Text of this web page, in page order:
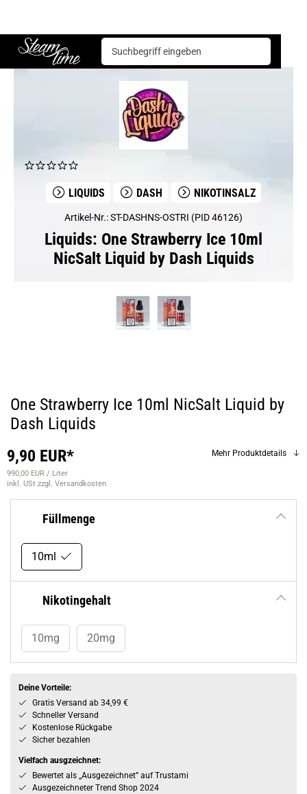
Steam time
Liquids One Strawberry Ice 10ml NicSalt Liquid by Dash Liquids
LIQUIDS DASH NIKOTINSALZ
Artikel-Nr.: ST-DASHNS-OSTRI (PID 46126)
Liquids: One Strawberry Ice 10ml
NicSalt Liquid by Dash Liquids
One Strawberry Ice 10ml NicSalt Liquid by
Dash Liquids
9,90 EUR*
990,00 EUR / Liter
inkl. USt zzgl. Versandkosten
Mehr Produktdetails
Füllmenge
10ml
Nikotingehalt
10mg 20mg
Deine Vorteile:
Gratis Versand ab 34,99 €
Schneller Versand
Kostenlose Rückgabe
Sicher bezahlen
Vielfach ausgzeichnet:
Bewertet als „Ausgezeichnet” auf Trustami
Ausgezeichneter Trend Shop 2024